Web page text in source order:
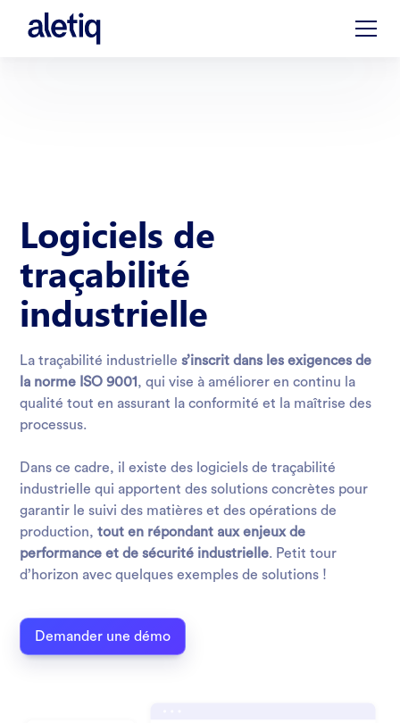
Logiciels de
traçabilité
industrielle
La traçabilité industrielle s’inscrit dans les exigences de
la norme ISO 9001 , qui vise à améliorer en continu la
qualité tout en assurant la conformité et la maîtrise des
processus.
Dans ce cadre, il existe des logiciels de traçabilité
industrielle qui apportent des solutions concrètes pour
garantir le suivi des matières et des opérations de
production,tout en répondant aux enjeux de
performance et de sécurité industrielle. Petit tour
d’horizon avec quelques exemples de solutions !
Demander une démo